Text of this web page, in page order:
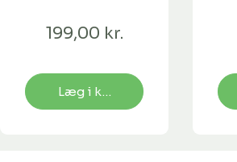
199,00 kr.
Læg i kurv